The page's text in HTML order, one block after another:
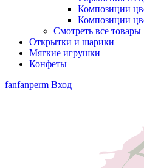
Композиции
Композиции
Смотреть все товары
Открытки и шарики
Мягкие игрушки
Конфеты
fanfanperm Вход